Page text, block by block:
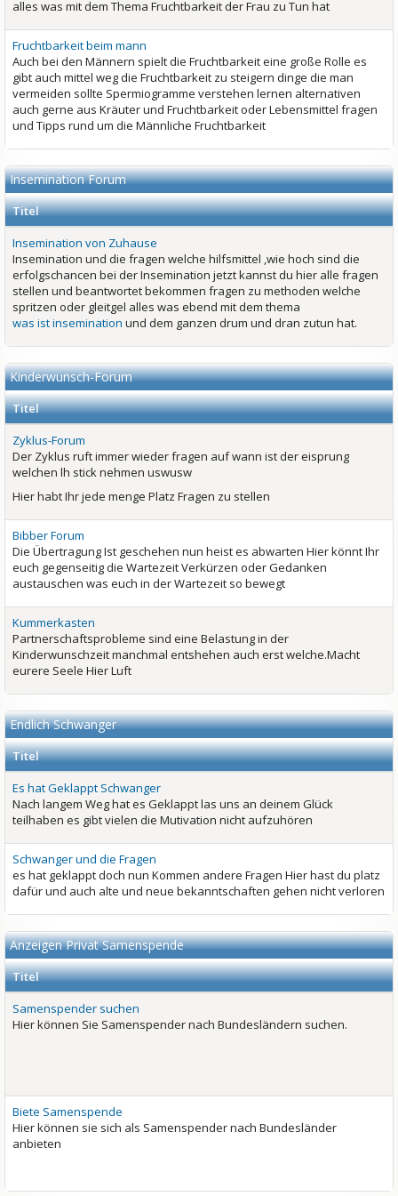
alles was mit dem Thema Fruchtbarkeit der Frau zu Tun hat
Fruchtbarkeit beim mann
Auch bei den Männern spielt die Fruchtbarkeit eine große Rolle es
gibt auch mittel weg die Fruchtbarkeit zu steigern dinge die man
vermeiden sollte Spermiogramme verstehen lernen alternativen
auch gerne aus Kräuter und Fruchtbarkeit oder Lebensmittel fragen
und Tipps rund um die Männliche Fruchtbarkeit
Insemination Forum
Titel
Insemination von Zuhause
Insemination und die fragen welche hilfsmittel ,wie hoch sind die
erfolgschancen bei der Insemination jetzt kannst du hier alle fragen
stellen und beantwortet bekommen fragen zu methoden welche
spritzen oder gleitgel alles was ebend mit dem thema
was ist insemination und dem ganzen drum und dran zutun hat.
Kinderwunsch-Forum
Titel
Zyklus-Forum
Der Zyklus ruft immer wieder fragen auf wann ist der eisprung
welchen lh stick nehmen uswusw
Hier habt Ihr jede menge Platz Fragen zu stellen
Bibber Forum
Die Übertragung Ist geschehen nun heist es abwarten Hier könnt Ihr
euch gegenseitig die Wartezeit Verkürzen oder Gedanken
austauschen was euch in der Wartezeit so bewegt
Kummerkasten
Partnerschaftsprobleme sind eine Belastung in der
Kinderwunschzeit manchmal entshehen auch erst welche.Macht
eurere Seele Hier Luft
Endlich Schwanger
Titel
Es hat Geklappt Schwanger
Nach langem Weg hat es Geklappt las uns an deinem Glück
teilhaben es gibt vielen die Mutivation nicht aufzuhören
Schwanger und die Fragen
es hat geklappt doch nun Kommen andere Fragen Hier hast du platz
dafür und auch alte und neue bekanntschaften gehen nicht verloren
Anzeigen Privat Samenspende
Titel
Samenspender suchen
Hier können Sie Samenspender nach Bundesländern suchen.
Biete Samenspende
Hier können sie sich als Samenspender nach Bundesländer
anbieten